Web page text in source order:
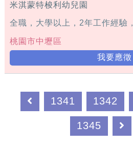
米淇蒙特梭利幼兒園
全職，大學以上，2年工作經驗，
桃園市中壢區
我要應徵
1341 1342
1345